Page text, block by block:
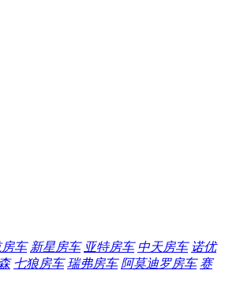
房车 新星房车 亚特房车 中天房车 诺优
七狼房车 瑞弗房车 阿莫迪罗房车 赛